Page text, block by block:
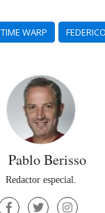
TIME WARP
Pablo Berisso
Redactor especial.